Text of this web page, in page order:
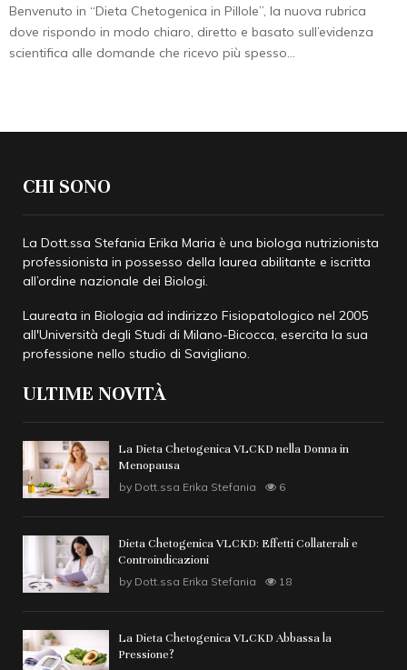
Benvenuto in “Dieta Chetogenica in Pillole”, la nuova rubrica
dove rispondo in modo chiaro, diretto e basato sull’evidenza
scientifica alle domande che ricevo più spesso...
CHI SONO
La Dott.ssa Stefania Erika Maria è una biologa nutrizionista
professionista in possesso della laurea abilitante e iscritta
all’ordine nazionale dei Biologi.
Laureata in Biologia ad indirizzo Fisiopatologico nel 2005
all'Università degli Studi di Milano-Bicocca, esercita la sua
professione nello studio di Savigliano.
ULTIME NOVITÀ
La Dieta Chetogenica VLCKD nella Donna in
Menopausa
by Dott.ssa Erika Stefania 6
Dieta Chetogenica VLCKD: Effetti Collaterali e
Controindicazioni
by Dott.ssa Erika Stefania 18
La Dieta Chetogenica VLCKD Abbassa la
Pressione?